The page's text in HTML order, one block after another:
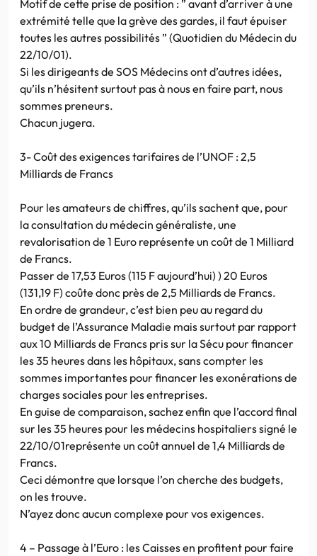
Motif de cette prise de position : ” avant d’arriver à une
extrémité telle que la grève des gardes, il faut épuiser
toutes les autres possibilités ” (Quotidien du Médecin du
22/10/01).
Si les dirigeants de SOS Médecins ont d’autres idées,
qu’ils n’hésitent surtout pas à nous en faire part, nous
sommes preneurs.
Chacun jugera.
3- Coût des exigences tarifaires de l’UNOF : 2,5
Milliards de Francs
Pour les amateurs de chiffres, qu’ils sachent que, pour
la consultation du médecin généraliste, une
revalorisation de 1 Euro représente un coût de 1 Milliard
de Francs.
Passer de 17,53 Euros (115 F aujourd’hui) ) 20 Euros
(131,19 F) coûte donc près de 2,5 Milliards de Francs.
En ordre de grandeur, c’est bien peu au regard du
budget de l’Assurance Maladie mais surtout par rapport
aux 10 Milliards de Francs pris sur la Sécu pour financer
les 35 heures dans les hôpitaux, sans compter les
sommes importantes pour financer les exonérations de
charges sociales pour les entreprises.
En guise de comparaison, sachez enfin que l’accord final
sur les 35 heures pour les médecins hospitaliers signé le
22/10/01représente un coût annuel de 1,4 Milliards de
Francs.
Ceci démontre que lorsque l’on cherche des budgets,
on les trouve.
N’ayez donc aucun complexe pour vos exigences.
4 – Passage à l’Euro : les Caisses en profitent pour faire